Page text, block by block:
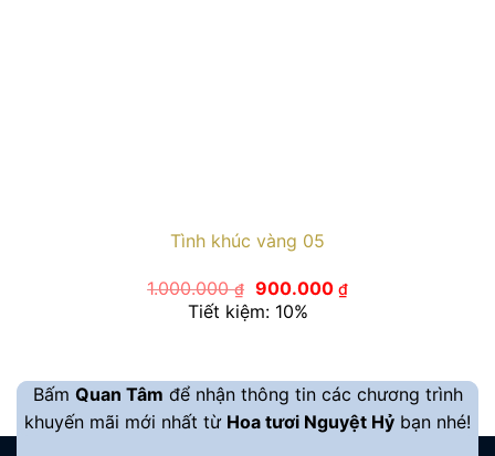
Tình khúc vàng 05
1.000.000₫ Giá
gốc
là:
900.000 ₫Giá
hiện
Tiết kiệm: 10%
Bấm Quan Tâm để nhận thông tin các chương trình
khuyến mãi mới nhất từ Hoa tươi Nguyệt Hỷ bạn nhé!